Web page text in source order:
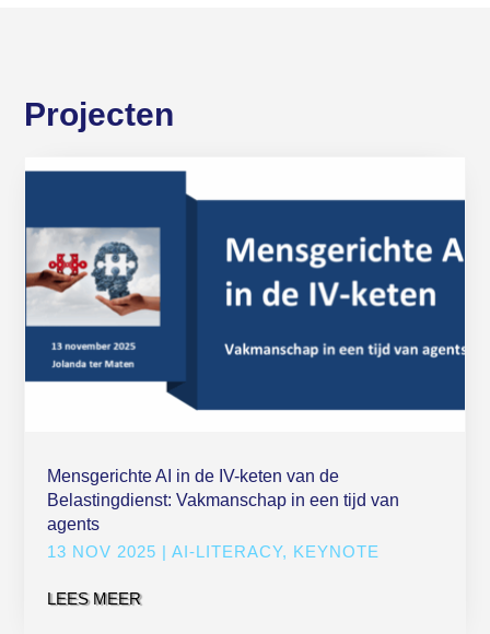
Projecten
Mensgerichte AI in de IV-keten van de
Belastingdienst: Vakmanschap in een tijd van
agents
13 NOV 2025 |AI-LITERACY, KEYNOTE
LEES MEER